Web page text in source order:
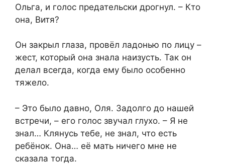
Ольга, и голос предательски дрогнул. – Кто
она, Витя?
Он закрыл глаза, провёл ладонью по лицу –
жест, который она знала наизусть. Так он
делал всегда, когда ему было особенно
тяжело.
– Это было давно, Оля. Задолго до нашей
встречи, – его голос звучал глухо. – Я не
знал… Клянусь тебе, не знал, что есть
ребёнок. Она… её мать ничего мне не
сказала тогда.